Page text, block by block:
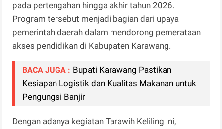
pada pertengahan hingga akhir tahun 2026.
Program tersebut menjadi bagian dari upaya
pemerintah daerah dalam mendorong pemerataan
akses pendidikan di Kabupaten Karawang.
BACA JUGA : Bupati Karawang Pastikan
Kesiapan Logistik dan Kualitas Makanan untuk
Pengungsi Banjir
Dengan adanya kegiatan Tarawih Keliling ini,